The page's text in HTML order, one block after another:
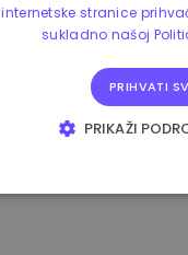
1.160000 € -
internetske stranice
sukladno našoj
PRIHVATI
PRIKAŽI